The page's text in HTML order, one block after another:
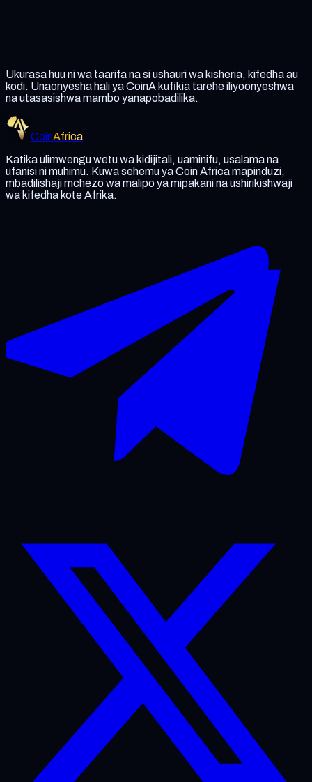
Ukurasa huu ni wa taarifa na si ushauri wa kisheria, kifedha au
kodi. Unaonyesha hali ya CoinA kufikia tarehe iliyoonyeshwa
na utasasishwa mambo yanapobadilika.
CoinAfrica
Katika ulimwengu wetu wa kidijitali, uaminifu, usalama na
ufanisi ni muhimu. Kuwa sehemu ya Coin Africa mapinduzi,
mbadilishaji mchezo wa malipo ya mipakani na ushirikishwaji
wa kifedha kote Afrika.